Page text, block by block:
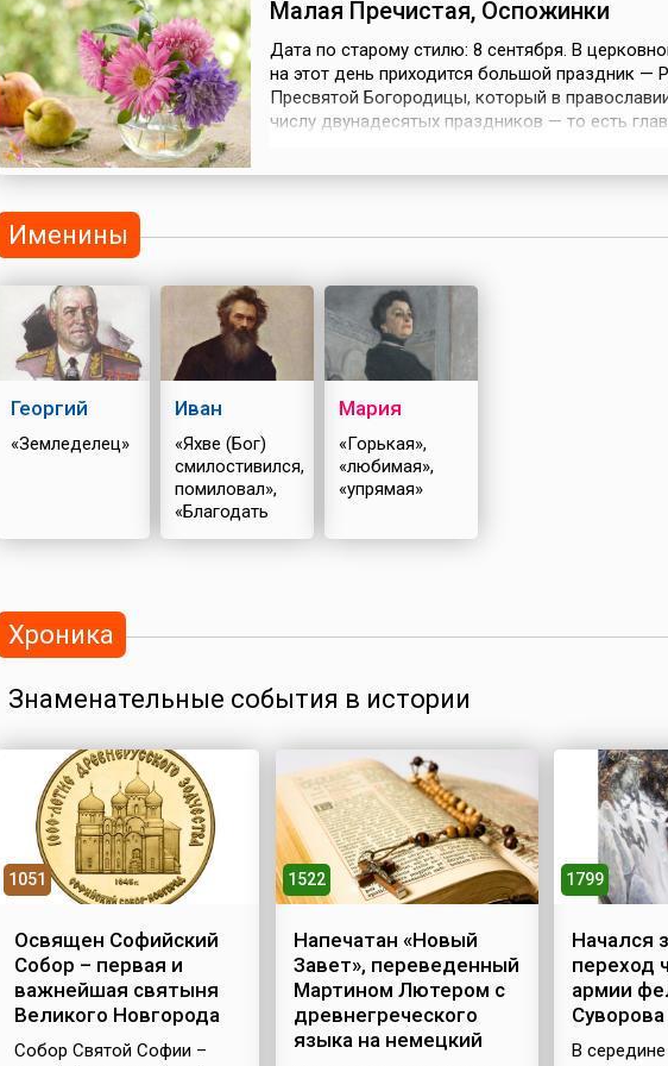
Малая Пречистая, Оспожинки
Дата по старому стилю: 8 сентября. В
на этот день приходится большой праздник —
Пресвятой Богородицы, который в
числу двунадесятых праздников — то есть
Именины
Георгий
«Земледелец»
Иван
«Яхве (Бог)
смилостивился,
помиловал»,
«Благодать
Божия»
Мария
«Горькая»,
«любимая»,
«упрямая»
Хроника
Знаменательные события в истории
1051
Освящен Софийский
Собор – первая и
важнейшая святыня
Великого Новгорода
Собор Святой Софии –
1522
Напечатан «Новый
Завет», переведенный
Мартином Лютером с
древнегреческого
языка на немецкий
1799
Начался
переход
армии
Суворова
В середине